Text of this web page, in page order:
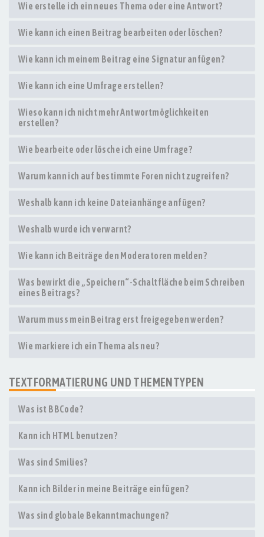
Wie erstelle ich ein neues Thema oder eine Antwort?
Wie kann ich einen Beitrag bearbeiten oder löschen?
Wie kann ich meinem Beitrag eine Signatur anfügen?
Wie kann ich eine Umfrage erstellen?
Wieso kann ich nicht mehr Antwortmöglichkeiten
erstellen?
Wie bearbeite oder lösche ich eine Umfrage?
Warum kann ich auf bestimmte Foren nicht zugreifen?
Weshalb kann ich keine Dateianhänge anfügen?
Weshalb wurde ich verwarnt?
Wie kann ich Beiträge den Moderatoren melden?
Was bewirkt die „Speichern“-Schaltfläche beim Schreiben
eines Beitrags?
Warum muss mein Beitrag erst freigegeben werden?
Wie markiere ich ein Thema als neu?
TEXTFORMATIERUNG UND THEMENTYPEN
Was ist BBCode?
Kann ich HTML benutzen?
Was sind Smilies?
Kann ich Bilder in meine Beiträge einfügen?
Was sind globale Bekanntmachungen?